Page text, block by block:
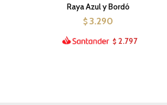
Raya Azul y Bordó
$ 3.290
$ 2.797